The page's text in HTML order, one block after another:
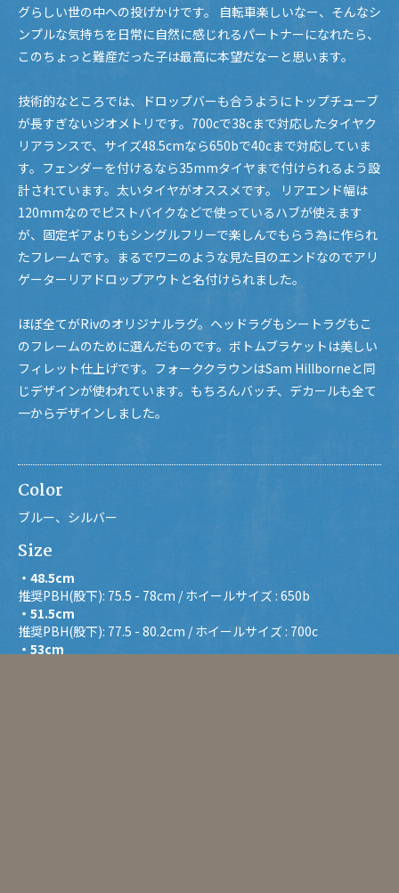
グらしい世の中への投げかけです。 自転車楽しいなー、そんなシ
ンプルな気持ちを日常に自然に感じれるパートナーになれたら、
このちょっと難産だった子は最高に本望だなーと思います。
技術的なところでは、ドロップバーも合うようにトップチューブ
が長すぎないジオメトリです。700cで38cまで対応したタイヤク
リアランスで、サイズ48.5cmなら650bで40cまで対応していま
す。フェンダーを付けるなら35mmタイヤまで付けられるよう設
計されています。太いタイヤがオススメです。 リアエンド幅は
120mmなのでピストバイクなどで使っているハブが使えます
が、固定ギアよりもシングルフリーで楽しんでもらう為に作られ
たフレームです。まるでワニのような見た目のエンドなのでアリ
ゲーターリアドロップアウトと名付けられました。
ほぼ全てがRivのオリジナルラグ。ヘッドラグもシートラグもこ
のフレームのために選んだものです。ボトムブラケットは美しい
フィレット仕上げです。フォーククラウンはSam Hillborneと同
じデザインが使われています。もちろんバッチ、デカールも全て
一からデザインしました。
Color
ブルー、シルバー
Size
・48.5cm
推奨PBH(股下): 75.5 - 78cm / ホイールサイズ : 650b
・51.5cm
推奨PBH(股下): 77.5 - 80.2cm / ホイールサイズ : 700c
・53cm